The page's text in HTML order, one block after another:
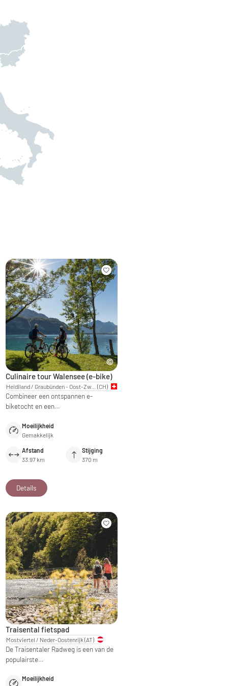
Culinaire tour Walensee (e-bike)
(CH)
Combineer een ontspannen e-
biketocht en een…
Moeilijkheid
Gemakkelijk
Afstand
33.97 km
Stijging
370 m
Details
Traisental fietspad
Mostviertel / Neder-Oostenrijk (AT)
De Traisentaler Radweg is een van de
populairste…
Moeilijkheid